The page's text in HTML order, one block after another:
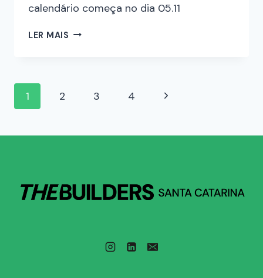
calendário começa no dia 05.11
LER MAIS
1 2 3 4